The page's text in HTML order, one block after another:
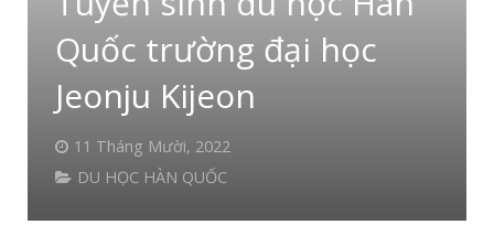
APARTMENT & HOTEL
TUYỂN DỤNG
LIÊN HỆ
Quốc trường đại học
Jeonju Kijeon
11 Tháng Mười, 2022
DU HỌC HÀN QUỐC